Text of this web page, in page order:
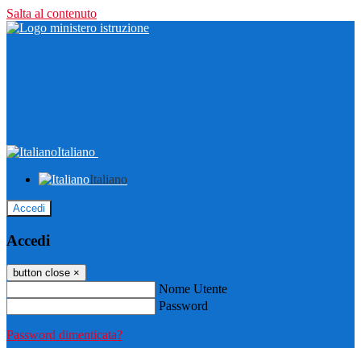
Salta al contenuto
Italiano
Italiano
Accedi
Accedi
button close ×
Nome Utente
Password
Password dimenticata?